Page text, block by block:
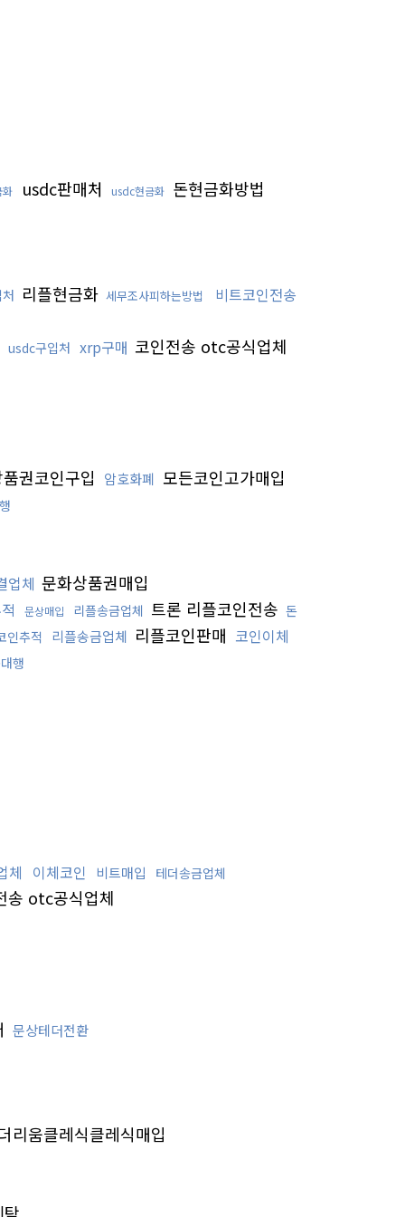
화 usdc판매처 usdc현금화 돈현금화방법
리플현금화 세무조사피하는방법
비트코인전송
usdc구입처 xrp구매 코인전송 otc공식업체
권코인구입 암호화폐 모든코인고가매입
업체 문화상품권매입
문상매입 리플송금업체 트론 리플코인전송 돈
인추적 리플송금업체 리플코인판매 코인이체
행
체 이체코인 비트매입
테더송금업체
송 otc공식업체
문상테더전환
리움클레식클레식매입